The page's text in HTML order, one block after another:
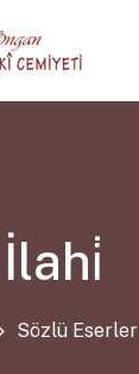
İlahi̇
Sözlü Eserler